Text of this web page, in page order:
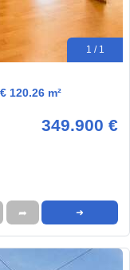
1 / 1
120.26 m²
349.900 €
➦ ➜